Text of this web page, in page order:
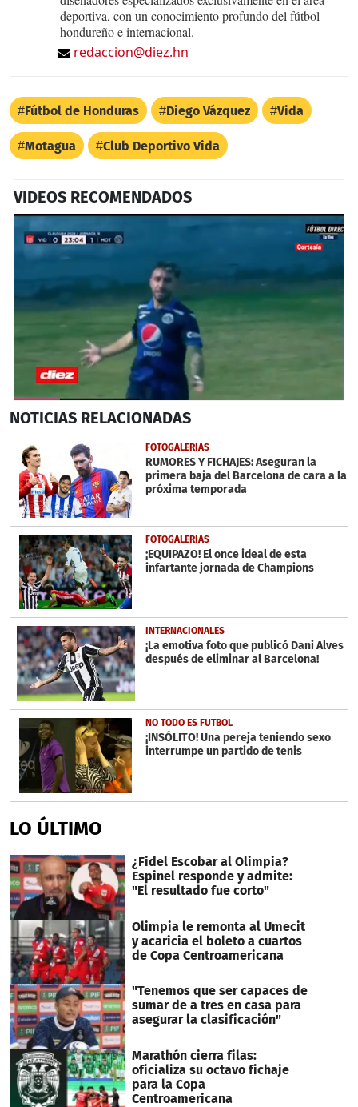
deportiva, con un conocimiento profundo del fútbol
hondureño e internacional.
redaccion@diez.hn
Fútbol de Honduras Diego Vázquez Vida
Motagua Club Deportivo Vida
VIDEOS RECOMENDADOS
seconds
seconds
NOTICIAS RELACIONADAS
FOTOGALERÍAS
RUMORES Y FICHAJES: Aseguran la
primera baja del Barcelona de cara a la
próxima temporada
FOTOGALERÍAS
¡EQUIPAZO! El once ideal de esta
infartante jornada de Champions
INTERNACIONALES
¡La emotiva foto que publicó Dani Alves
después de eliminar al Barcelona!
NO TODO ES FUTBOL
¡INSÓLITO! Una pereja teniendo sexo
interrumpe un partido de tenis
LO ÚLTIMO
¿Fidel Escobar al Olimpia?
Espinel responde y admite:
"El resultado fue corto"
Olimpia le remonta al Umecit
y acaricia el boleto a cuartos
de Copa Centroamericana
"Tenemos que ser capaces de
sumar de a tres en casa para
asegurar la clasificación"
Marathón cierra filas:
oficializa su octavo fichaje
para la Copa
Centroamericana